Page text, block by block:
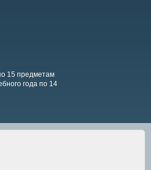
15 предметам
года по 14